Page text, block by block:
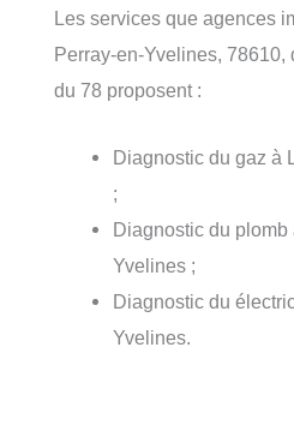
Les services que agences
Perray-en-Yvelines, 78610,
du 78 proposent :
Diagnostic du gaz à
;
Diagnostic du plomb
Yvelines ;
Diagnostic du
Yvelines.